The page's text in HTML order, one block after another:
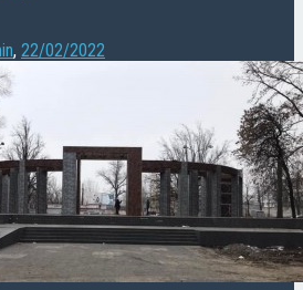
, 22/02/2022